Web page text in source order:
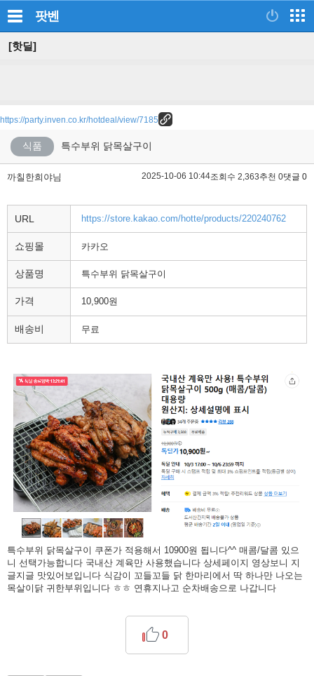
팟벤
[핫딜]
https://party.inven.co.kr/hotdeal/view/7185
식품 특수부위 닭목살구이
까칠한희야님 2025-10-06 10:44조회수 2,363추천 0댓글 0
URL https://store.kakao.com/hotte/products/220240762
쇼핑몰 카카오
상품명 특수부위 닭목살구이
가격 10,900원
배송비 무료
특수부위 닭목살구이 쿠폰가 적용해서 10900원 됩니다^^ 매콤/달콤 있으
니 선택가능합니다 국내산 계육만 사용했습니다 상세페이지 영상보니 지
글지글 맛있어보입니다 식감이 꼬들꼬들 닭 한마리에서 딱 하나만 나오는
목살이닭 귀한부위입니다 ㅎㅎ 연휴지나고 순차배송으로 나갑니다
0